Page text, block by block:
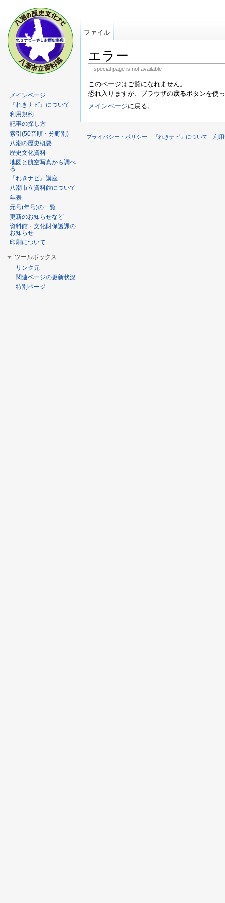
エラー
special page is not available
このページはご覧になれません。
恐れ入りますが、ブラウザの戻るボタンを使
メインページに戻る。
ファイル
メインページ
『れきナビ』について
利用規約
記事の探し方
索引(50音順・分野別)
八潮の歴史概要
歴史文化資料
地図と航空写真から調べ
る
『れきナビ』講座
八潮市立資料館について
年表
元号(年号)の一覧
更新のお知らせなど
資料館・文化財保護課の
お知らせ
印刷について
ツールボックス
リンク元
関連ページの更新状況
特別ページ
プライバシー・ポリシー 『れきナビ』について 利